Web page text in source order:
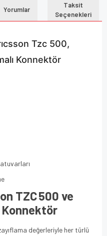
Yorumlar
Taksit
Seçenekleri
Tzc 500,
Konnektör
TZC 500 ve
Konnektör
değerleriyle her türlü